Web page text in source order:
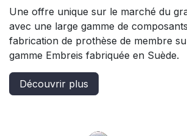
Une offre unique sur le marché du
avec une large gamme de
fabrication de prothèse de membre
gamme Embreis fabriquée en Suède.
Découvrir plus